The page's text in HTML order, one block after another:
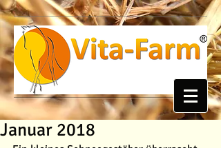
Januar 2018